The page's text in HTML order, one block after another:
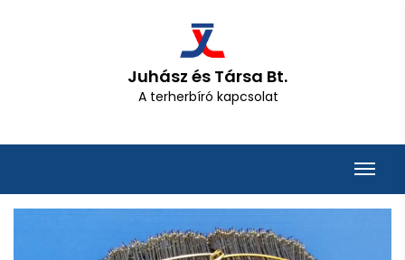
Juhász és Társa Bt.
A terherbíró kapcsolat